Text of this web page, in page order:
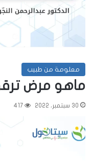
معلومة من طبيب
ماهو مرض
30 سبتمبر، 2022 417